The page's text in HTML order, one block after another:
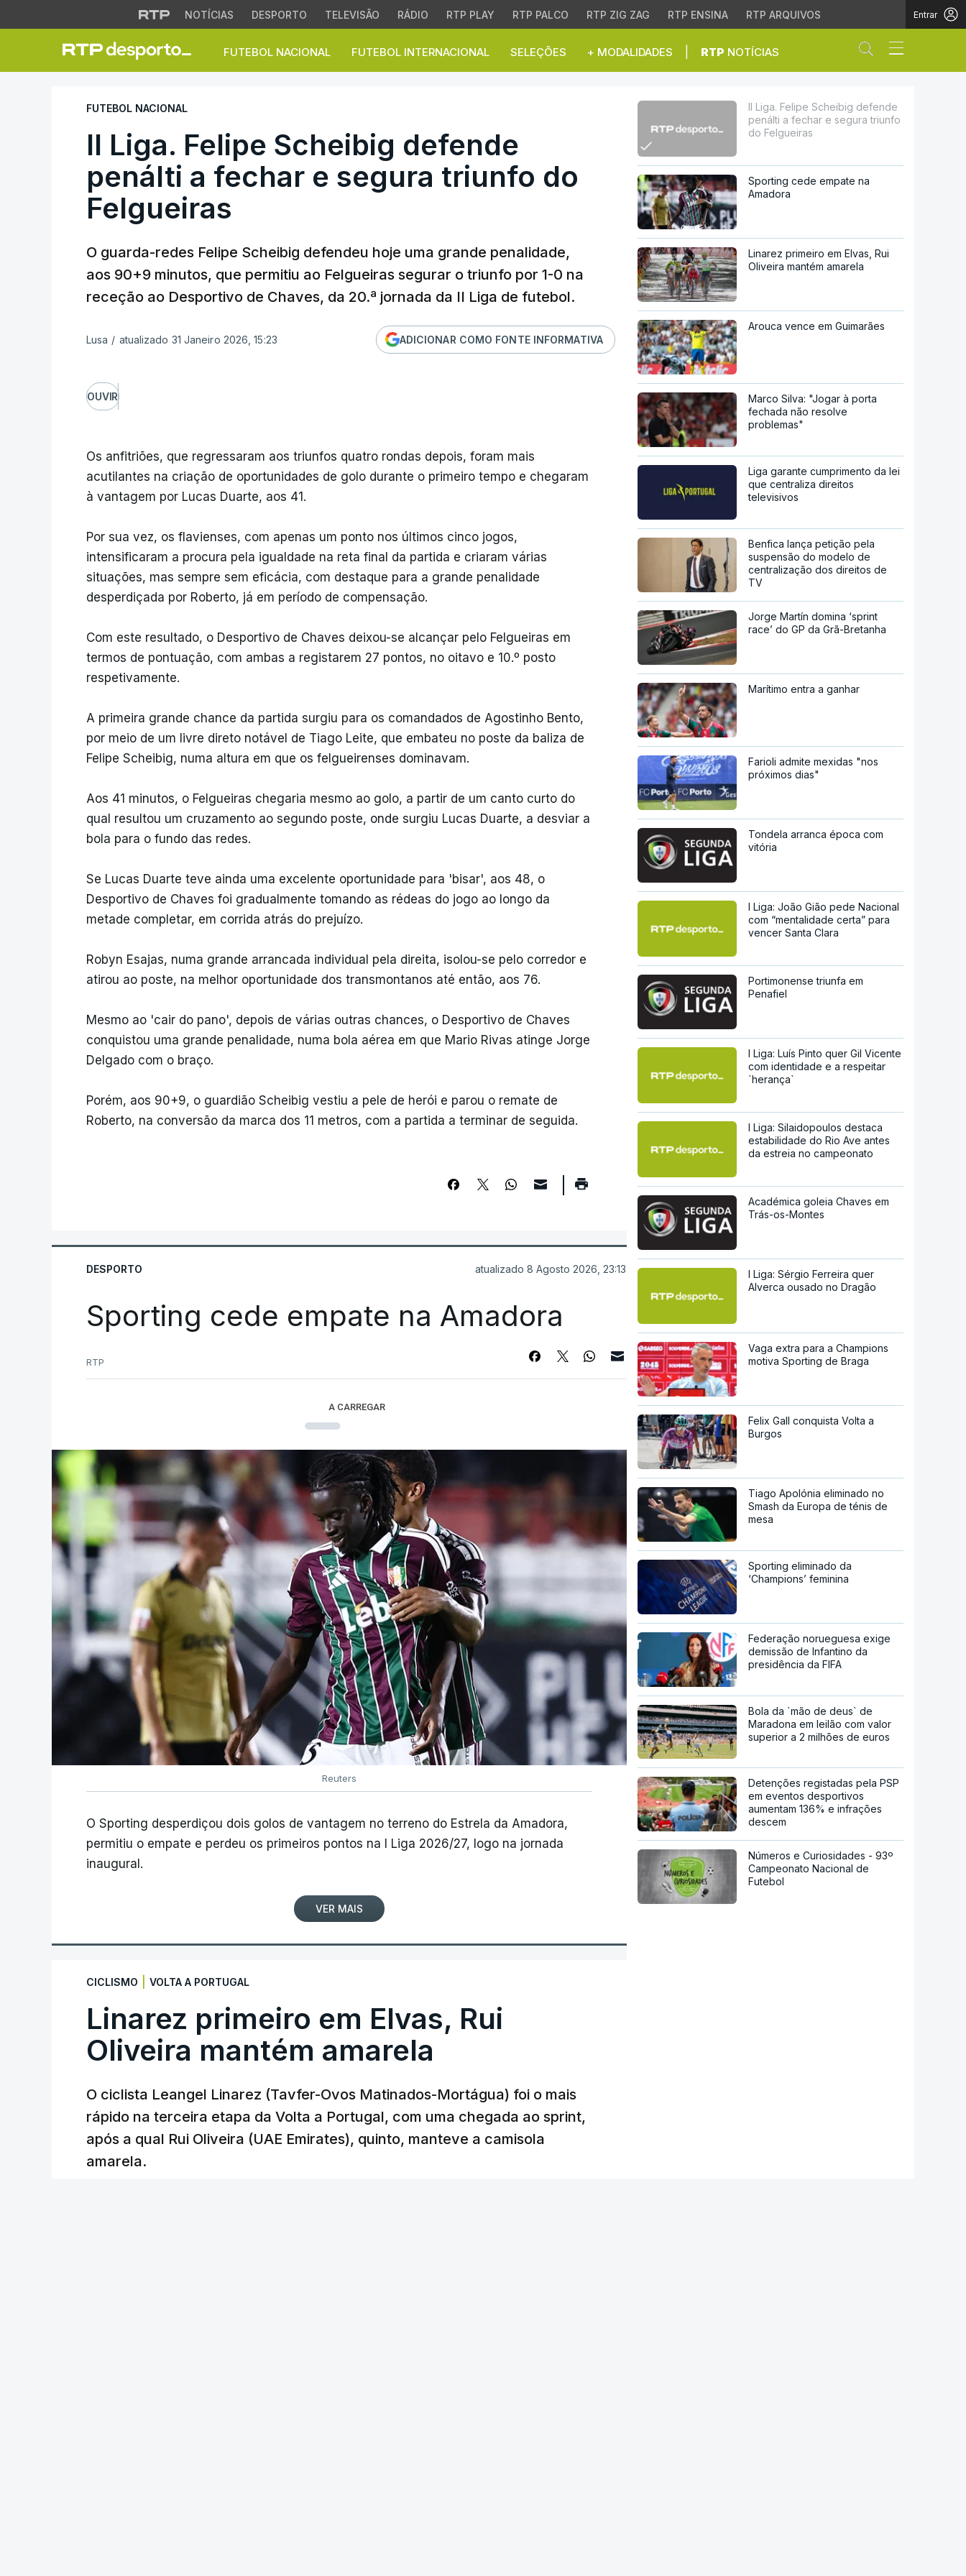
NOTÍCIAS DESPORTO TELEVISÃO RÁDIO RTP PLAY RTP PALCO RTP ZIG ZAG RTP ENSINA RTP ARQUIVOS Entrar
FUTEBOL NACIONAL FUTEBOL INTERNACIONAL SELEÇÕES + MODALIDADES RTP NOTÍCIAS Abrir campo
II Liga. Felipe Scheibig defende penálti a fechar e segura triunfo
FUTEBOL NACIONAL
II Liga. Felipe Scheibig defende
penálti a fechar e segura triunfo do
Felgueiras
O guarda-redes Felipe Scheibig defendeu hoje uma grande penalidade,
aos 90+9 minutos, que permitiu ao Felgueiras segurar o triunfo por 1-0 na
receção ao Desportivo de Chaves, da 20.ª jornada da II Liga de futebol.
Lusa / atualizado 31 Janeiro 2026, 15:23 ADICIONAR COMO FONTE INFORMATIVA
OUVIR
Os anfitriões, que regressaram aos triunfos quatro rondas depois, foram mais
acutilantes na criação de oportunidades de golo durante o primeiro tempo e chegaram
à vantagem por Lucas Duarte, aos 41.
Por sua vez, os flavienses, com apenas um ponto nos últimos cinco jogos,
intensificaram a procura pela igualdade na reta final da partida e criaram várias
situações, mas sempre sem eficácia, com destaque para a grande penalidade
desperdiçada por Roberto, já em período de compensação.
Com este resultado, o Desportivo de Chaves deixou-se alcançar pelo Felgueiras em
termos de pontuação, com ambas a registarem 27 pontos, no oitavo e 10.º posto
respetivamente.
A primeira grande chance da partida surgiu para os comandados de Agostinho Bento,
por meio de um livre direto notável de Tiago Leite, que embateu no poste da baliza de
Felipe Scheibig, numa altura em que os felgueirenses dominavam.
Aos 41 minutos, o Felgueiras chegaria mesmo ao golo, a partir de um canto curto do
qual resultou um cruzamento ao segundo poste, onde surgiu Lucas Duarte, a desviar a
bola para o fundo das redes.
Se Lucas Duarte teve ainda uma excelente oportunidade para 'bisar', aos 48, o
Desportivo de Chaves foi gradualmente tomando as rédeas do jogo ao longo da
metade completar, em corrida atrás do prejuízo.
Robyn Esajas, numa grande arrancada individual pela direita, isolou-se pelo corredor e
atirou ao poste, na melhor oportunidade dos transmontanos até então, aos 76.
Mesmo ao 'cair do pano', depois de várias outras chances, o Desportivo de Chaves
conquistou uma grande penalidade, numa bola aérea em que Mario Rivas atinge Jorge
Delgado com o braço.
Porém, aos 90+9, o guardião Scheibig vestiu a pele de herói e parou o remate de
Roberto, na conversão da marca dos 11 metros, com a partida a terminar de seguida.
DESPORTO atualizado 8 Agosto 2026, 23:13
Sporting cede empate na Amadora
RTP
A CARREGAR
Reuters
O Sporting desperdiçou dois golos de vantagem no terreno do Estrela da Amadora,
permitiu o empate e perdeu os primeiros pontos na I Liga 2026/27, logo na jornada
inaugural.
VER MAIS
CICLISMO VOLTA A PORTUGAL
Linarez primeiro em Elvas, Rui
Oliveira mantém amarela
O ciclista Leangel Linarez (Tavfer-Ovos Matinados-Mortágua) foi o mais
rápido na terceira etapa da Volta a Portugal, com uma chegada ao sprint,
após a qual Rui Oliveira (UAE Emirates), quinto, manteve a camisola
amarela.
II Liga. Felipe Scheibig defende
penálti a fechar e segura triunfo
do Felgueiras
Sporting cede empate na
Amadora
Linarez primeiro em Elvas, Rui
Oliveira mantém amarela
Arouca vence em Guimarães
Marco Silva: "Jogar à porta
fechada não resolve
problemas"
Liga garante cumprimento da lei
que centraliza direitos
televisivos
Benfica lança petição pela
suspensão do modelo de
centralização dos direitos de
TV
Jorge Martín domina ‘sprint
race’ do GP da Grã-Bretanha
Marítimo entra a ganhar
Farioli admite mexidas "nos
próximos dias"
Tondela arranca época com
vitória
I Liga: João Gião pede Nacional
com “mentalidade certa” para
vencer Santa Clara
Portimonense triunfa em
Penafiel
I Liga: Luís Pinto quer Gil Vicente
com identidade e a respeitar
`herança`
I Liga: Silaidopoulos destaca
estabilidade do Rio Ave antes
da estreia no campeonato
Académica goleia Chaves em
Trás-os-Montes
I Liga: Sérgio Ferreira quer
Alverca ousado no Dragão
Vaga extra para a Champions
motiva Sporting de Braga
Felix Gall conquista Volta a
Burgos
Tiago Apolónia eliminado no
Smash da Europa de ténis de
mesa
Sporting eliminado da
‘Champions’ feminina
Federação norueguesa exige
demissão de Infantino da
presidência da FIFA
Bola da `mão de deus` de
Maradona em leilão com valor
superior a 2 milhões de euros
Detenções registadas pela PSP
em eventos desportivos
aumentam 136% e infrações
descem
Números e Curiosidades - 93º
Campeonato Nacional de
Futebol